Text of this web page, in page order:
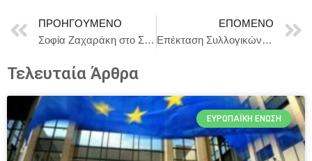
ΠΡΟΗΓΟΎΜΕΝΟ
Σοφία Ζαχαράκη στο Συμβούλιο Υπουργών Παιδείας της Ε.Ε.
ΕΠΌΜΕΝΟ
Επέκταση Συλλογικών Συμβάσεων Εργασίας σε Επισιτισμό και Ζαχαρώδη Προϊόντα σε πάνω από 400.000 εργαζόμενους
Τελευταία Άρθρα
ΕΥΡΩΠΑΪΚΉ ΈΝΩΣΗ